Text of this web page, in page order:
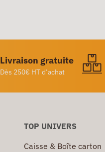
Livraison gratuite
Dès 250€ HT d’achat
TOP UNIVERS
Caisse & Boîte carton